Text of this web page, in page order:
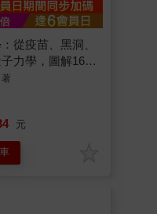
從疫苗、黑洞、
力學，圖解160
重要發現與科技
元